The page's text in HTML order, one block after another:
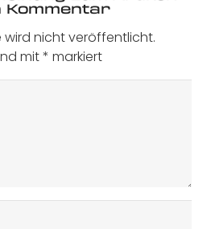
Kommentar
wird nicht veröffentlicht.
mit* markiert